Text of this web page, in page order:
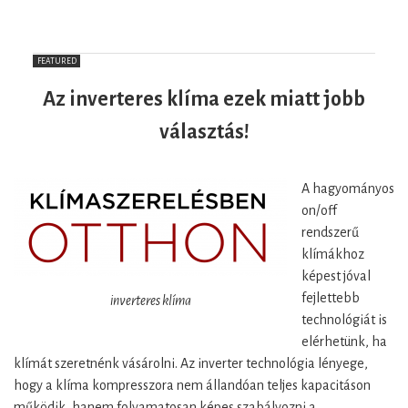
FEATURED
Az inverteres klíma ezek miatt jobb
választás!
inverteres klíma
A hagyományos
on/off
rendszerű
klímákhoz
képest jóval
fejlettebb
technológiát is
elérhetünk, ha
klímát szeretnénk vásárolni. Az inverter technológia lényege,
hogy a klíma kompresszora nem állandóan teljes kapacitáson